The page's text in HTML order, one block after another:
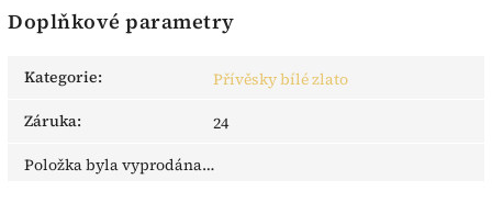
Doplňkové parametry
Kategorie:
Přívěsky bílé zlato
Záruka:
24
Položka byla vyprodána…